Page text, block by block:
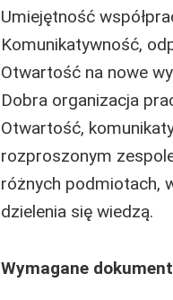
Umiejętność
Komunikatywność,
Otwartość na nowe
Dobra organizacja
Otwartość,
rozproszonym
różnych podmiotach,
dzielenia się wiedzą.
Wymagane